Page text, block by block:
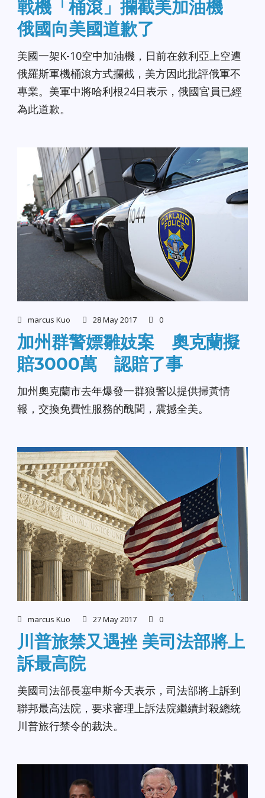
戰機「桶滾」攔截美加油機
俄國向美國道歉了
美國一架K-10空中加油機，日前在敘利亞上空遭
俄羅斯軍機桶滾方式攔截，美方因此批評俄軍不
專業。美軍中將哈利根24日表示，俄國官員已經
為此道歉。
marcus Kuo 28 May 2017 0
加州群警嫖雛妓案 奧克蘭擬
賠3000萬 認賠了事
加州奧克蘭市去年爆發一群狼警以提供掃黃情
報，交換免費性服務的醜聞，震撼全美。
marcus Kuo 27 May 2017 0
川普旅禁又遇挫 美司法部將上
訴最高院
美國司法部長塞申斯今天表示，司法部將上訴到
聯邦最高法院，要求審理上訴法院繼續封殺總統
川普旅行禁令的裁決。